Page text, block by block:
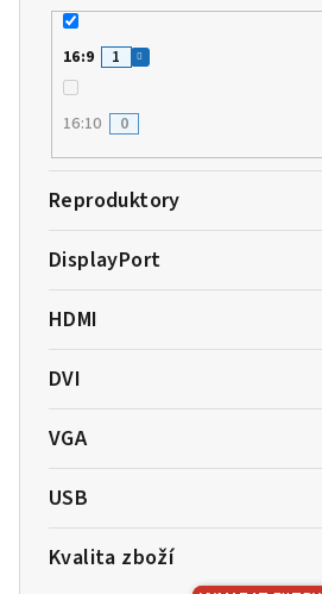
16:9 1
16:10 0
Reproduktory
DisplayPort
HDMI
DVI
VGA
USB
Kvalita zboží